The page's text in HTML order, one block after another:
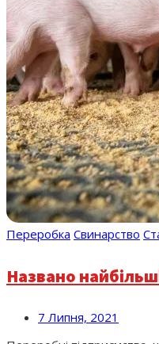
Переробка Свинарство
Названо
7 Липня, 2021